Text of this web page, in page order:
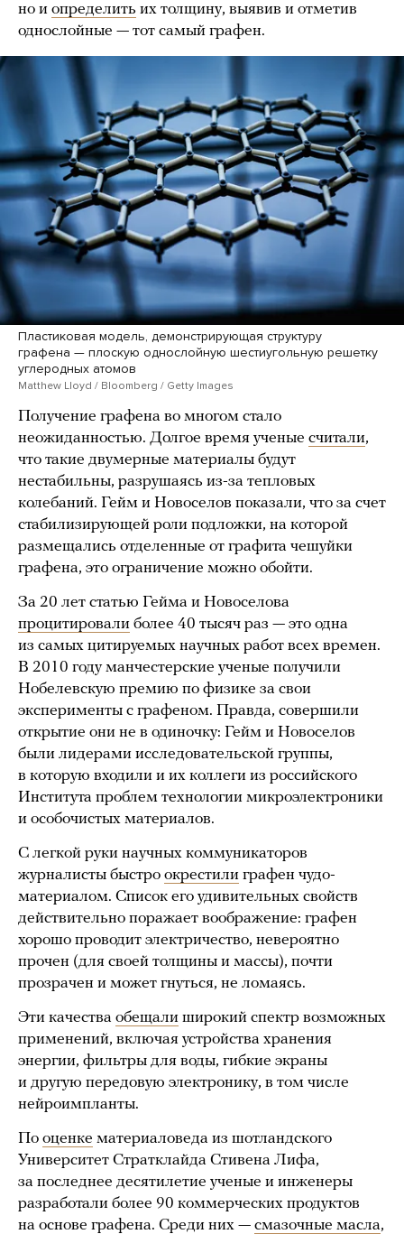
но и определить их толщину, выявив и отметив
однослойные — тот самый графен.
Пластиковая модель, демонстрирующая структуру
графена — плоскую однослойную шестиугольную решетку
углеродных атомов
Matthew Lloyd / Bloomberg / Getty Images
Получение графена во многом стало
неожиданностью. Долгое время ученые считали,
что такие двумерные материалы будут
нестабильны, разрушаясь из-за тепловых
колебаний. Гейм и Новоселов показали, что за счет
стабилизирующей роли подложки, на которой
размещались отделенные от графита чешуйки
графена, это ограничение можно обойти.
За 20 лет статью Гейма и Новоселова
процитировали более 40 тысяч раз — это одна
из самых цитируемых научных работ всех времен.
В 2010 году манчестерские ученые получили
Нобелевскую премию по физике за свои
эксперименты с графеном. Правда, совершили
открытие они не в одиночку: Гейм и Новоселов
были лидерами исследовательской группы,
в которую входили и их коллеги из российского
Института проблем технологии микроэлектроники
и особочистых материалов.
С легкой руки научных коммуникаторов
журналисты быстро окрестили графен чудо-
материалом. Список его удивительных свойств
действительно поражает воображение: графен
хорошо проводит электричество, невероятно
прочен (для своей толщины и массы), почти
прозрачен и может гнуться, не ломаясь.
Эти качества обещали широкий спектр возможных
применений, включая устройства хранения
энергии, фильтры для воды, гибкие экраны
и другую передовую электронику, в том числе
нейроимпланты.
По оценке материаловеда из шотландского
Университет Стратклайда Стивена Лифа,
за последнее десятилетие ученые и инженеры
разработали более 90 коммерческих продуктов
на основе графена. Среди них — смазочные масла,